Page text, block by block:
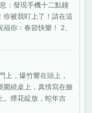
：發現手機十二點鐘
被我盯上了！請在這
你：春節快樂！ 2、
上，爆竹響在頭上，
圍繞桌上，真情寫在臉
。煙花綻放，蛇年吉